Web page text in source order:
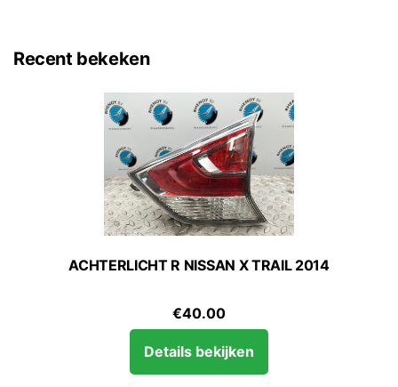
Recent bekeken
ACHTERLICHT R NISSAN X TRAIL 2014
€40.00
Details bekijken